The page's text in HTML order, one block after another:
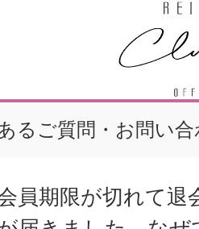
るご質問・お問い合
員期限が切れて退